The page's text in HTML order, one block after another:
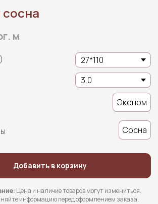
м
Эконом
Сосна
Добавить в корзину
Цена и наличие товаров могут измениться.
информацию перед оформлением заказа.